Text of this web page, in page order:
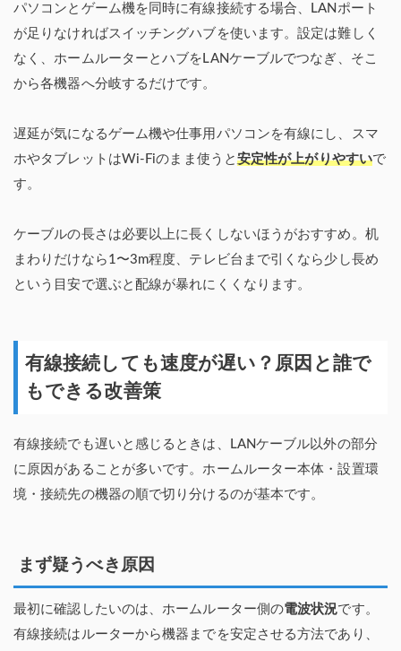
パソコンとゲーム機を同時に有線接続する場合、LANポート
が足りなければスイッチングハブを使います。設定は難しく
なく、ホームルーターとハブをLANケーブルでつなぎ、そこ
から各機器へ分岐するだけです。
遅延が気になるゲーム機や仕事用パソコンを有線にし、スマ
ホやタブレットはWi-Fiのまま使うと 安定性が上がりやすいで
す。
ケーブルの長さは必要以上に長くしないほうがおすすめ。机
まわりだけなら1〜3m程度、テレビ台まで引くなら少し長め
という目安で選ぶと配線が暴れにくくなります。
有線接続しても速度が遅い？原因と誰で
もできる改善策
有線接続でも遅いと感じるときは、LANケーブル以外の部分
に原因があることが多いです。ホームルーター本体・設置環
境・接続先の機器の順で切り分けるのが基本です。
まず疑うべき原因
最初に確認したいのは、ホームルーター側の電波状況です。
有線接続はルーターから機器までを安定させる方法であり、